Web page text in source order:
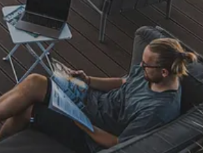
„Hervorragend schnelle Lieferung.
Die Ware war natürlich im
perfekten Zustand. Ich werde die
nächsten Tage wieder bestellen
Grüße an die Belegschaft gute
Arbeit👍🏾👍🏾“
08.08.2026